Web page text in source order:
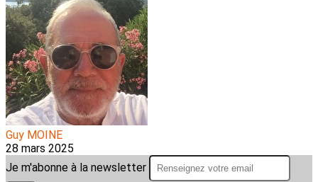
Guy MOINE
28 mars 2025
Je m'abonne à la newsletter